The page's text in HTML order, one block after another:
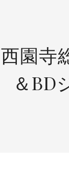
西園寺
＆BD